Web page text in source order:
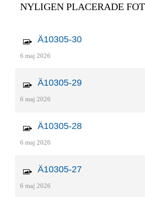
NYLIGEN PLACERADE
Ä10305-30
6 maj 2026
Ä10305-29
6 maj 2026
Ä10305-28
6 maj 2026
Ä10305-27
6 maj 2026